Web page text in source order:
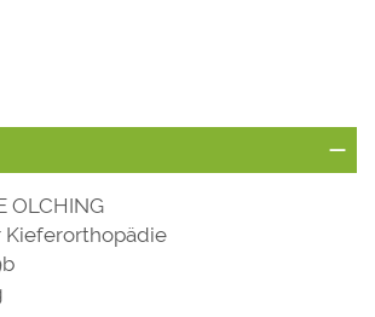
OLCHING
Kieferorthopädie